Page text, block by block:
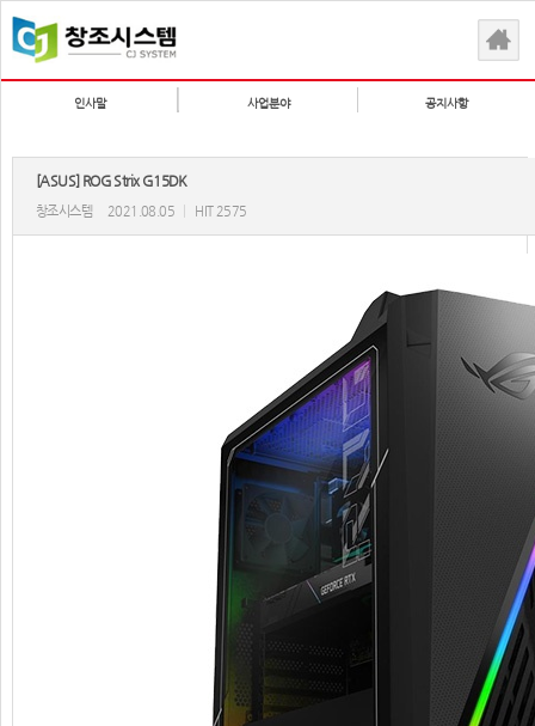
인사말 사업분야 공지사항
[ASUS] ROG Strix G15DK
창조시스템 2021.08.05 HIT 2575